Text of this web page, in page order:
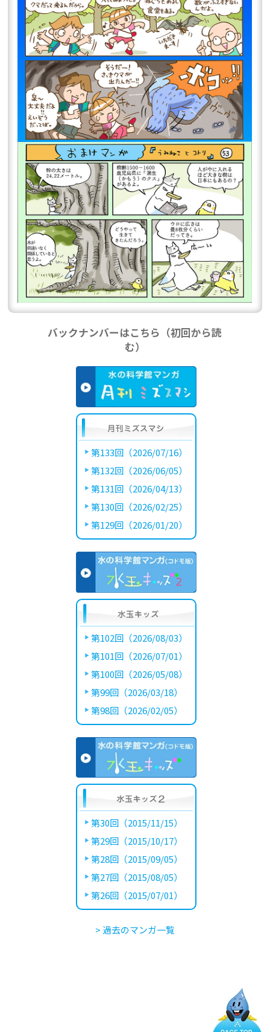
バックナンバーはこちら（初回から読
む）
第133回（2026/07/16）
第132回（2026/06/05）
第131回（2026/04/13）
第130回（2026/02/25）
第129回（2026/01/20）
第102回（2026/08/03）
第101回（2026/07/01）
第100回（2026/05/08）
第99回（2026/03/18）
第98回（2026/02/05）
第30回（2015/11/15）
第29回（2015/10/17）
第28回（2015/09/05）
第27回（2015/08/05）
第26回（2015/07/01）
> 過去のマンガ一覧